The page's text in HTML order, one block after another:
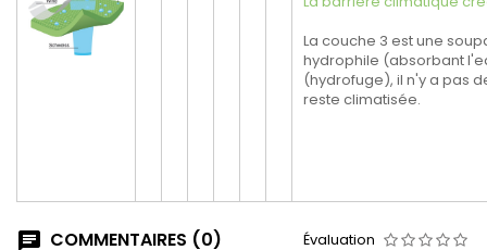
La couche 3 est une
hydrophile (absorbant
(hydrofuge), il n'y a pas
reste climatisée.
COMMENTAIRES (0) Évaluation